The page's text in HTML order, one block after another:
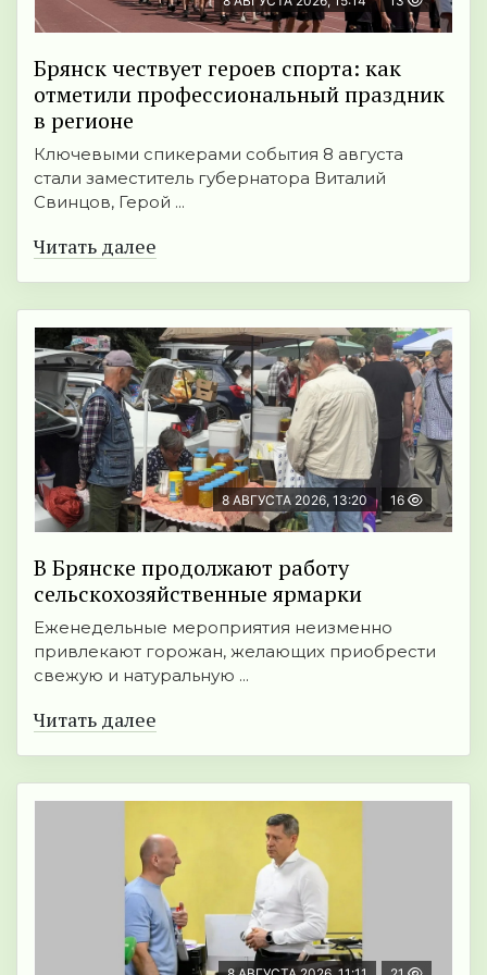
Брянск чествует героев спорта: как
отметили профессиональный праздник
в регионе
Ключевыми спикерами события 8 августа
стали заместитель губернатора Виталий
Свинцов, Герой ...
Читать далее
8 АВГУСТА 2026, 13:20 16
В Брянске продолжают работу
сельскохозяйственные ярмарки
Еженедельные мероприятия неизменно
привлекают горожан, желающих приобрести
свежую и натуральную ...
Читать далее